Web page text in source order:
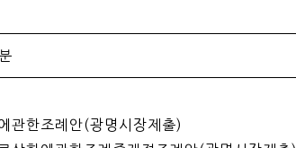
관한조례안(광명시장제출)